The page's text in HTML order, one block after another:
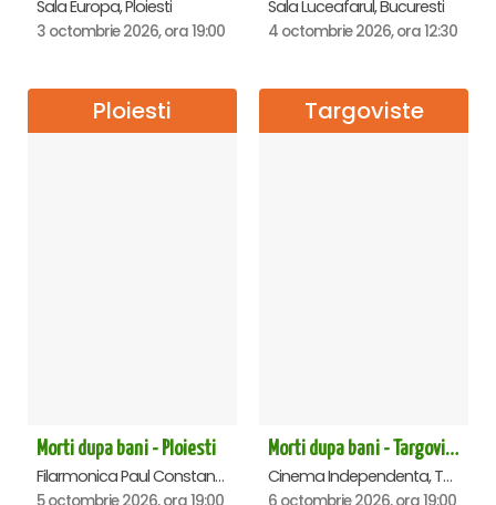
Sala Europa, Ploiesti
3 octombrie 2026, ora 19:00
Sala Luceafarul, Bucuresti
4 octombrie 2026, ora 12:30
Ploiesti
Morti dupa bani - Ploiesti
Filarmonica Paul Constantinescu, Ploiesti
5 octombrie 2026, ora 19:00
Targoviste
Morti dupa bani - Targoviste
Cinema Independenta, Targoviste
6 octombrie 2026, ora 19:00